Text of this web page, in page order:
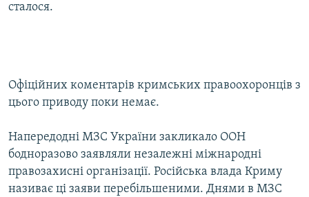
сталося.
Офіційних коментарів кримських правоохоронців з
цього приводу поки немає.
Напередодні МЗС України закликало ООН
бодноразово заявляли незалежні міжнародні
правозахисні організації. Російська влада Криму
називає ці заяви перебільшеними. Днями в МЗС